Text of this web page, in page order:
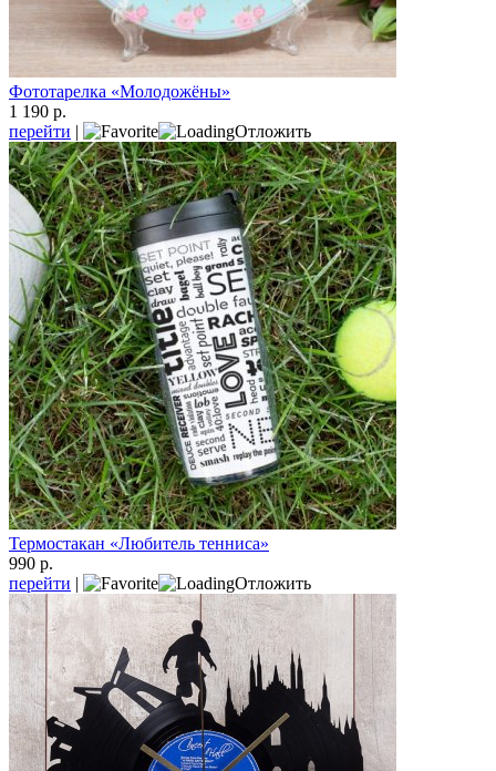
Фототарелка «Молодожёны»
1 190 р.
перейти | Отложить
Термостакан «Любитель тенниса»
990 р.
перейти | Отложить